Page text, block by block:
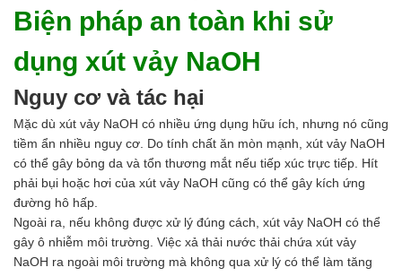
Biện pháp an toàn khi sử
dụng xút vảy NaOH
Nguy cơ và tác hại
Mặc dù xút vảy NaOH có nhiều ứng dụng hữu ích, nhưng nó cũng
tiềm ẩn nhiều nguy cơ. Do tính chất ăn mòn mạnh, xút vảy NaOH
có thể gây bỏng da và tổn thương mắt nếu tiếp xúc trực tiếp. Hít
phải bụi hoặc hơi của xút vảy NaOH cũng có thể gây kích ứng
đường hô hấp.
Ngoài ra, nếu không được xử lý đúng cách, xút vảy NaOH có thể
gây ô nhiễm môi trường. Việc xả thải nước thải chứa xút vảy
NaOH ra ngoài môi trường mà không qua xử lý có thể làm tăng